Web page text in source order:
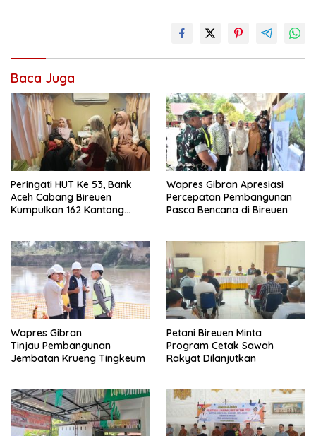
Baca Juga
Peringati HUT Ke 53, Bank
Aceh Cabang Bireuen
Kumpulkan 162 Kantong
Wapres Gibran Apresiasi
Percepatan Pembangunan
Pasca Bencana di Bireuen
Wapres Gibran
Tinjau Pembangunan
Jembatan Krueng Tingkeum
Petani Bireuen Minta
Program Cetak Sawah
Rakyat Dilanjutkan